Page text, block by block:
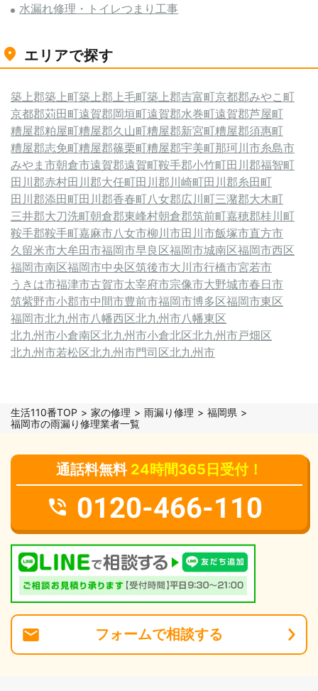
水漏れ修理・トイレつまり工事
エリアで探す
築上郡築上町築上郡上毛町築上郡吉富町京都郡みやこ町
京都郡苅田町遠賀郡岡垣町遠賀郡水巻町遠賀郡芦屋町
糟屋郡粕屋町糟屋郡久山町糟屋郡新宮町糟屋郡須惠町
糟屋郡志免町糟屋郡篠栗町糟屋郡宇美町那珂川市糸島市
みやま市朝倉市遠賀郡遠賀町鞍手郡小竹町田川郡福智町
田川郡赤村田川郡大任町田川郡川崎町田川郡糸田町
田川郡添田町田川郡香春町八女郡広川町三潴郡大木町
三井郡大刀洗町朝倉郡東峰村朝倉郡筑前町嘉穂郡桂川町
鞍手郡鞍手町嘉麻市八女市柳川市田川市飯塚市直方市
久留米市大牟田市福岡市早良区福岡市城南区福岡市西区
福岡市南区福岡市中央区筑後市大川市行橋市宮若市
うきは市福津市古賀市太宰府市宗像市大野城市春日市
筑紫野市小郡市中間市豊前市福岡市博多区福岡市東区
福岡市北九州市八幡西区北九州市八幡東区
北九州市小倉南区北九州市小倉北区北九州市戸畑区
北九州市若松区北九州市門司区北九州市
生活110番TOP 家の修理 雨漏り修理
福岡県
福岡市の雨漏り修理業者一覧
通話料無料 24時間365日受付！
0120-466-110
フォームで相談する